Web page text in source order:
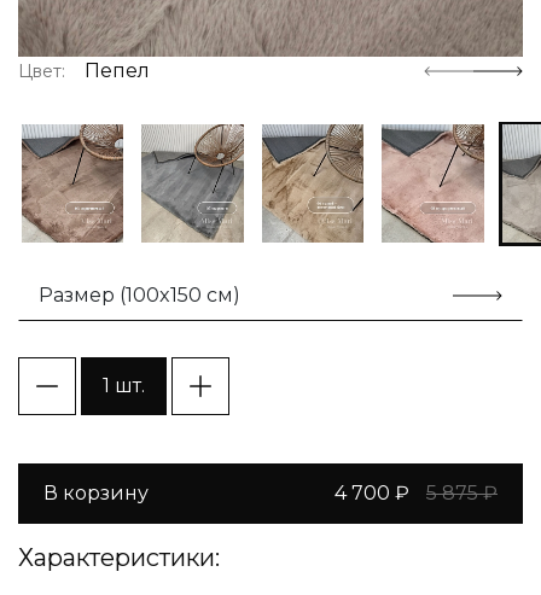
Цвет: Пепел
Размер (100x150 cм)
1 шт.
В корзину 4 700 ₽ 5 875 ₽
Характеристики: